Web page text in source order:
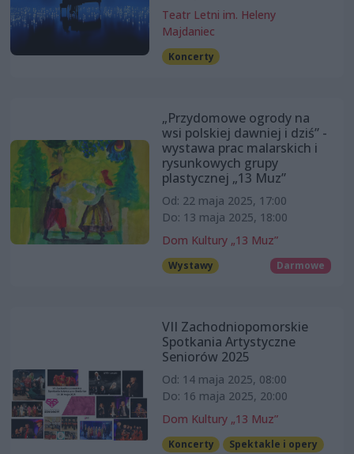
Teatr Letni im. Heleny
Majdaniec
Koncerty
„Przydomowe ogrody na
wsi polskiej dawniej i dziś” -
wystawa prac malarskich i
rysunkowych grupy
plastycznej „13 Muz”
Od: 22 maja 2025, 17:00
Do: 13 maja 2025, 18:00
Dom Kultury „13 Muz”
Wystawy Darmowe
VII Zachodniopomorskie
Spotkania Artystyczne
Seniorów 2025
Od: 14 maja 2025, 08:00
Do: 16 maja 2025, 20:00
Dom Kultury „13 Muz”
Koncerty
Spektakle i opery